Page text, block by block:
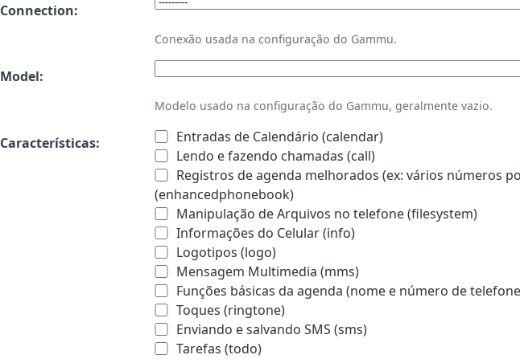
Connection:
Conexão usada na configuração do Gammu.
Model:
Modelo usado na configuração do Gammu, geralmente vazio.
Características:
Entradas de Calendário (calendar)
Lendo e fazendo chamadas (call)
Registros de agenda melhorados (ex: vários números
(enhancedphonebook)
Manipulação de Arquivos no telefone (filesystem)
Informações do Celular (info)
Logotipos (logo)
Mensagem Multimedia (mms)
Funções básicas da agenda (nome e número de
Toques (ringtone)
Enviando e salvando SMS (sms)
Tarefas (todo)